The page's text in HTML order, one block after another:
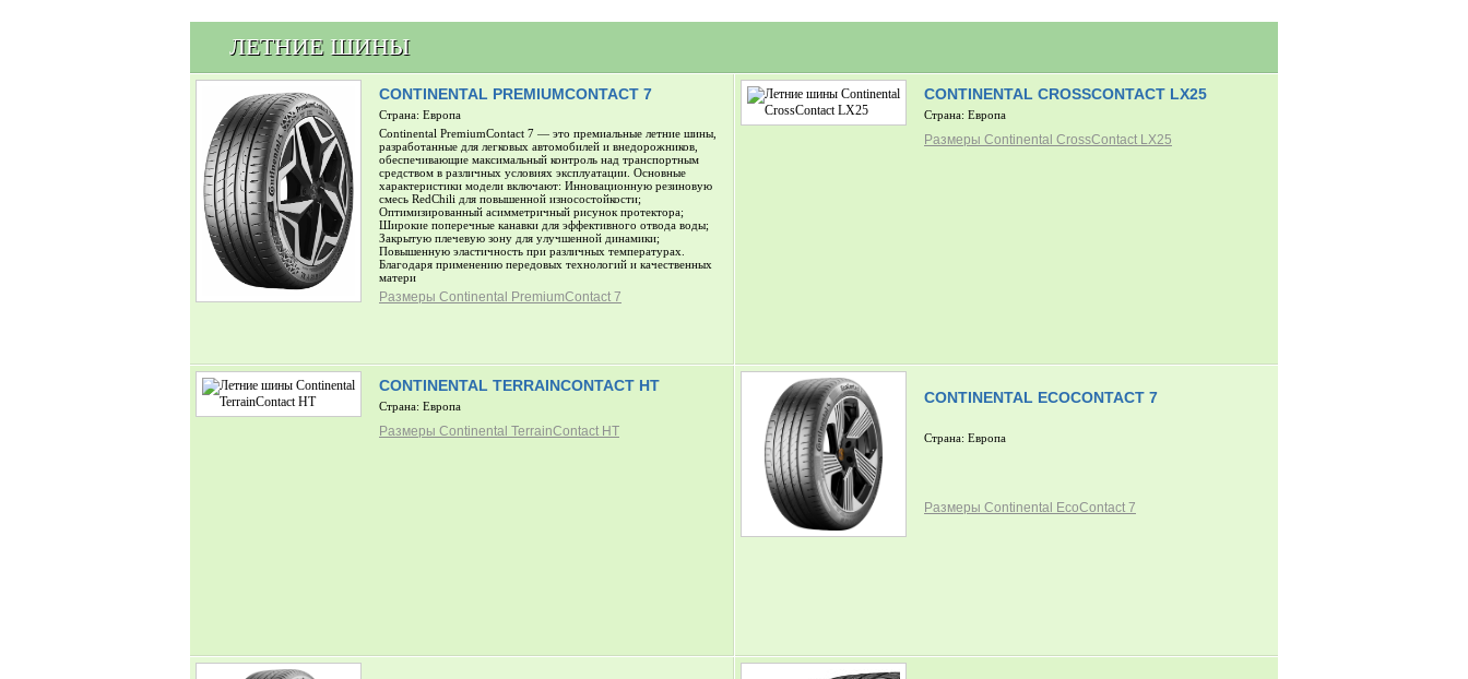
ЛЕТНИЕ ШИНЫ
CONTINENTAL PREMIUMCONTACT 7
Страна: Европа
Continental PremiumContact 7 — это премиальные летние шины,
разработанные для легковых автомобилей и внедорожников,
обеспечивающие максимальный контроль над транспортным
средством в различных условиях эксплуатации. Основные
характеристики модели включают: Инновационную резиновую
смесь RedChili для повышенной износостойкости;
Оптимизированный асимметричный рисунок протектора;
Широкие поперечные канавки для эффективного отвода воды;
Закрытую плечевую зону для улучшенной динамики;
Повышенную эластичность при различных температурах.
Благодаря применению передовых технологий и качественных
матери
Размеры Continental PremiumContact 7
CONTINENTAL CROSSCONTACT LX25
Страна: Европа
Размеры Continental CrossContact LX25
CONTINENTAL TERRAINCONTACT HT
Страна: Европа
Размеры Continental TerrainContact HT
CONTINENTAL ECOCONTACT 7
Страна: Европа
Размеры Continental EcoContact 7